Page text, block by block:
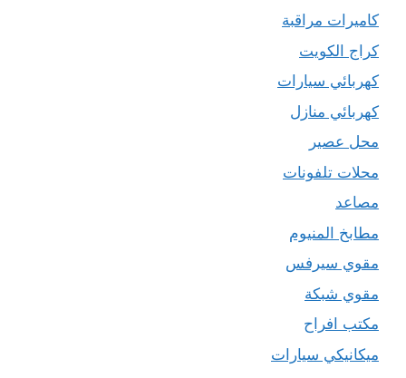
كاميرات مراقبة
كراج الكويت
كهربائي سيارات
كهربائي منازل
محل عصير
محلات تلفونات
مصاعد
مطابخ المنيوم
مقوي سيرفس
مقوي شبكة
مكتب افراح
ميكانيكي سيارات